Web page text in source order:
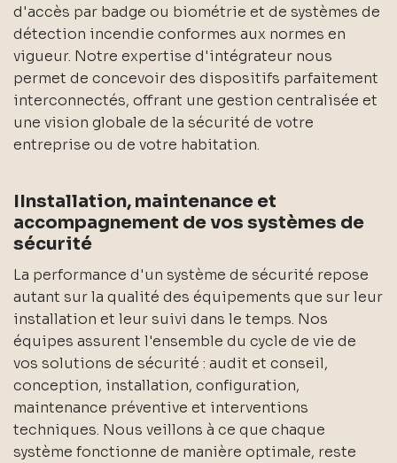
d'accès par badge ou biométrie et de systèmes de
détection incendie conformes aux normes en
vigueur. Notre expertise d'intégrateur nous
permet de concevoir des dispositifs parfaitement
interconnectés, offrant une gestion centralisée et
une vision globale de la sécurité de votre
entreprise ou de votre habitation.
IInstallation, maintenance et
accompagnement de vos systèmes de
sécurité
La performance d'un système de sécurité repose
autant sur la qualité des équipements que sur leur
installation et leur suivi dans le temps. Nos
équipes assurent l'ensemble du cycle de vie de
vos solutions de sécurité : audit et conseil,
conception, installation, configuration,
maintenance préventive et interventions
techniques. Nous veillons à ce que chaque
système fonctionne de manière optimale, reste